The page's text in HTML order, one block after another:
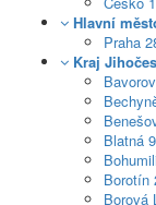
Hlavní
Praha
Kraj
Bavorov
Blatná 9
Borotín
Borová